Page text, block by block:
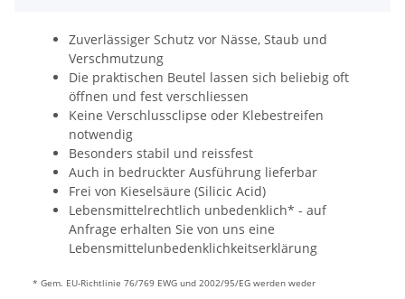
Zuverlässiger Schutz vor Nässe, Staub und
Verschmutzung
Die praktischen Beutel lassen sich beliebig oft
öffnen und fest verschliessen
Keine Verschlussclipse oder Klebestreifen
notwendig
Besonders stabil und reissfest
Auch in bedruckter Ausführung lieferbar
Frei von Kieselsäure (Silicic Acid)
Lebensmittelrechtlich unbedenklich* - auf
Anfrage erhalten Sie von uns eine
Lebensmittelunbedenklichkeitserklärung
* Gem. EU-Richtlinie 76/769 EWG und 2002/95/EG werden weder